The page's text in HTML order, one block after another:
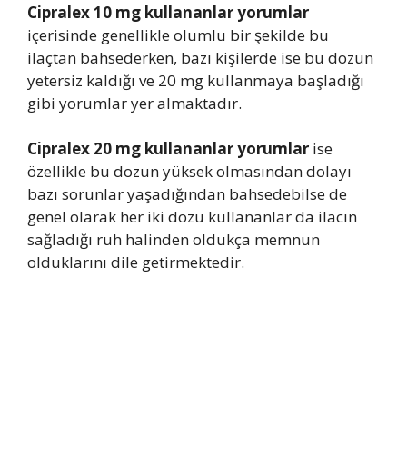
Cipralex 10 mg kullananlar yorumlar
içerisinde genellikle olumlu bir şekilde bu
ilaçtan bahsederken, bazı kişilerde ise bu dozun
yetersiz kaldığı ve 20 mg kullanmaya başladığı
gibi yorumlar yer almaktadır.
Cipralex 20 mg kullananlar yorumlar ise
özellikle bu dozun yüksek olmasından dolayı
bazı sorunlar yaşadığından bahsedebilse de
genel olarak her iki dozu kullananlar da ilacın
sağladığı ruh halinden oldukça memnun
olduklarını dile getirmektedir.